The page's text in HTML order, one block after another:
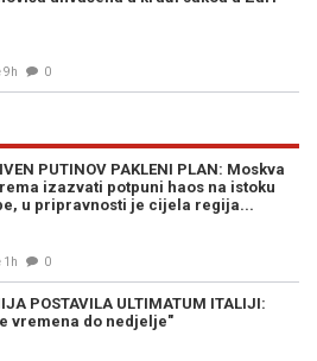
9h 0
PUTINOV PAKLENI PLAN: Moskva
izazvati potpuni haos na istoku
u pripravnosti je cijela regija...
1h 0
POSTAVILA ULTIMATUM ITALIJI:
vremena do nedjelje"